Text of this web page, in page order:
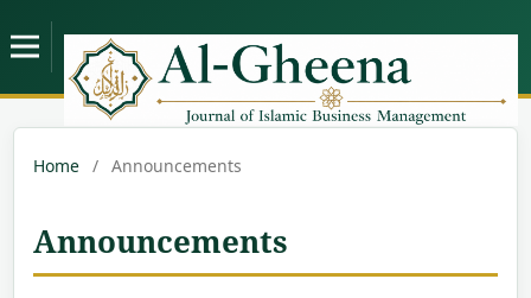
Home / Announcements
Announcements